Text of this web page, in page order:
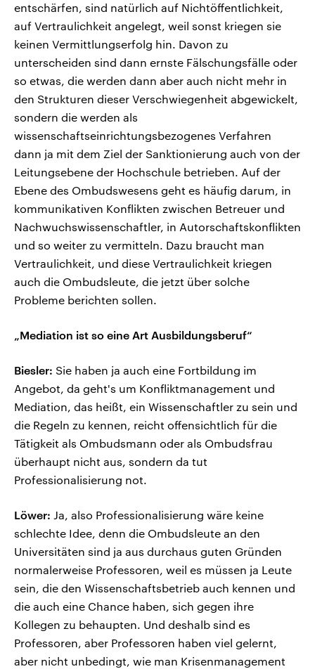
entschärfen, sind natürlich auf Nichtöffentlichkeit,
auf Vertraulichkeit angelegt, weil sonst kriegen sie
keinen Vermittlungserfolg hin. Davon zu
unterscheiden sind dann ernste Fälschungsfälle oder
so etwas, die werden dann aber auch nicht mehr in
den Strukturen dieser Verschwiegenheit abgewickelt,
sondern die werden als
wissenschaftseinrichtungsbezogenes Verfahren
dann ja mit dem Ziel der Sanktionierung auch von der
Leitungsebene der Hochschule betrieben. Auf der
Ebene des Ombudswesens geht es häufig darum, in
kommunikativen Konflikten zwischen Betreuer und
Nachwuchswissenschaftler, in Autorschaftskonflikten
und so weiter zu vermitteln. Dazu braucht man
Vertraulichkeit, und diese Vertraulichkeit kriegen
auch die Ombudsleute, die jetzt über solche
Probleme berichten sollen.
„Mediation ist so eine Art Ausbildungsberuf“
Biesler: Sie haben ja auch eine Fortbildung im
Angebot, da geht's um Konfliktmanagement und
Mediation, das heißt, ein Wissenschaftler zu sein und
die Regeln zu kennen, reicht offensichtlich für die
Tätigkeit als Ombudsmann oder als Ombudsfrau
überhaupt nicht aus, sondern da tut
Professionalisierung not.
Löwer: Ja, also Professionalisierung wäre keine
schlechte Idee, denn die Ombudsleute an den
Universitäten sind ja aus durchaus guten Gründen
normalerweise Professoren, weil es müssen ja Leute
sein, die den Wissenschaftsbetrieb auch kennen und
die auch eine Chance haben, sich gegen ihre
Kollegen zu behaupten. Und deshalb sind es
Professoren, aber Professoren haben viel gelernt,
aber nicht unbedingt, wie man Krisenmanagement